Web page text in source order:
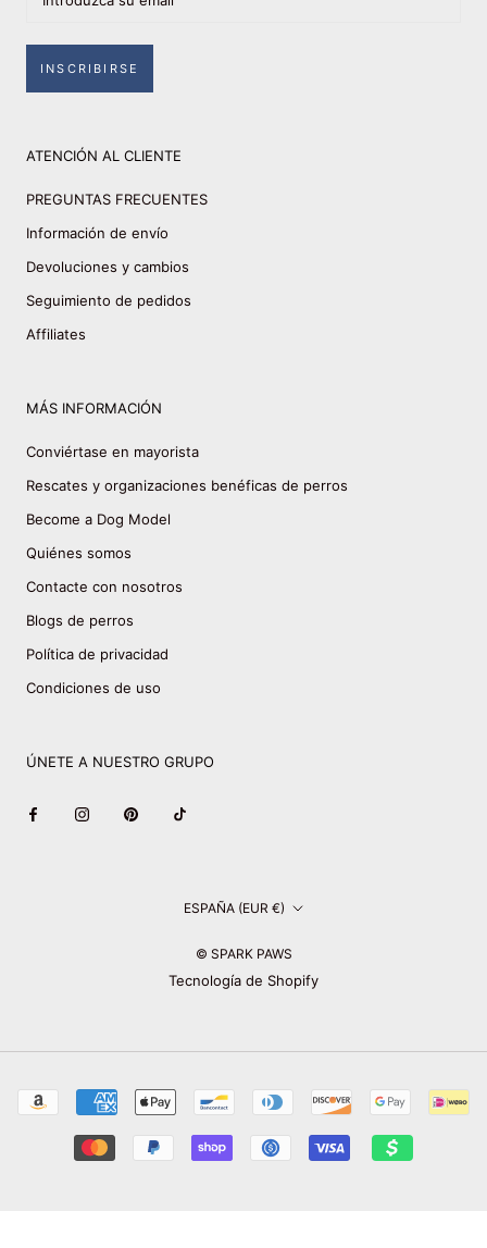
INSCRIBIRSE
ATENCIÓN AL CLIENTE
PREGUNTAS FRECUENTES
Información de envío
Devoluciones y cambios
Seguimiento de pedidos
Affiliates
MÁS INFORMACIÓN
Conviértase en mayorista
Rescates y organizaciones benéficas de perros
Become a Dog Model
Quiénes somos
Contacte con nosotros
Blogs de perros
Política de privacidad
Condiciones de uso
ÚNETE A NUESTRO GRUPO
País/región ESPAÑA (EUR €)
© SPARK PAWS
Tecnología de Shopify